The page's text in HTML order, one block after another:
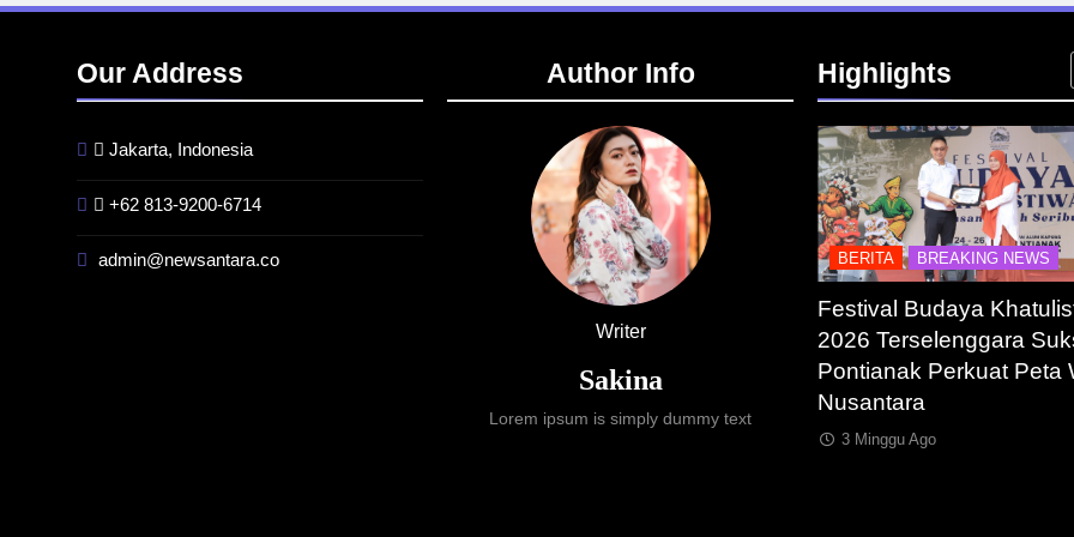
Our Address
Jakarta, Indonesia
+62 813-9200-6714
admin@newsantara.co
Author Info
Writer
Sakina
Lorem ipsum is simply dummy text
Highlights
BERITA BREAKING NEWS INFRASTRUKTUR IT & TEKNOLOGI
Indonesia Resmi Bangun AI
Factory Terbesar se-Asia
Tenggara, Target Kapasitas 1
BERITA BREAKING NEWS
Festival Budaya
2026 Terselenggara
Pontianak Perkuat Peta
Nusantara
3 Minggu Ago